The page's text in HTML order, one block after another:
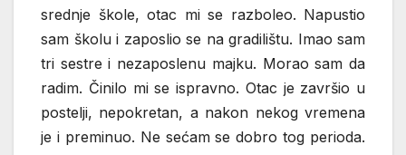
srednje škole, otac mi se razboleo. Napustio
sam školu i zaposlio se na gradilištu. Imao sam
tri sestre i nezaposlenu majku. Morao sam da
radim. Činilo mi se ispravno. Otac je završio u
postelji, nepokretan, a nakon nekog vremena
je i preminuo. Ne sećam se dobro tog perioda.